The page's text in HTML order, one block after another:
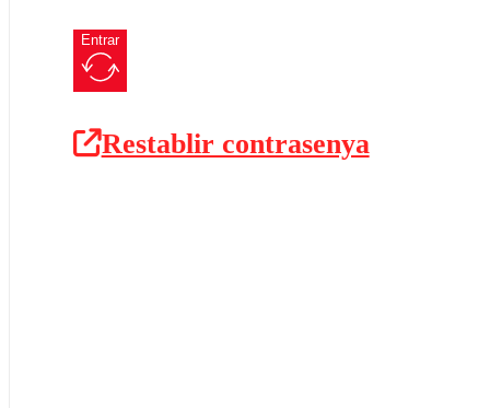
Entrar
Restablir contrasenya